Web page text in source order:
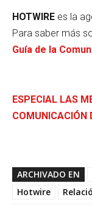
HOTWIRE es la
Para saber más
Guía de la
ESPECIAL LAS
COMUNICACIÓN
ARCHIVADO EN
Hotwire